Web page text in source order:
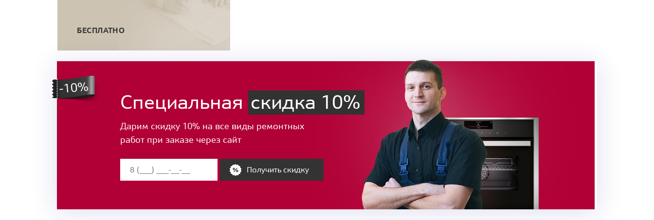
БЕСПЛАТНО
Специальная скидка 10%
Дарим скидку 10% на все виды ремонтных
работ при заказе через сайт
Получить скидку